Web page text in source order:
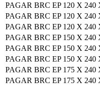
PAGAR BRC EP 120 X 240
PAGAR BRC EP 120 X 240
PAGAR BRC EP 120 X 240
PAGAR BRC EP 150 X 240
PAGAR BRC EP 150 X 240
PAGAR BRC EP 150 X 240
PAGAR BRC EP 175 X 240
PAGAR BRC EP 175 X 240